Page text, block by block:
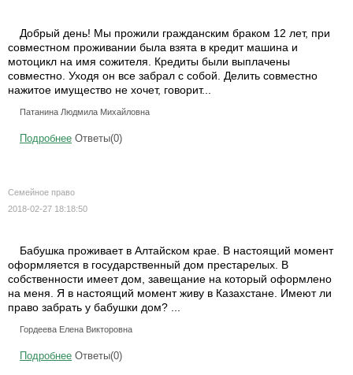
Добрый день! Мы прожили гражданским браком 12 лет, при
совместном проживании была взята в кредит машина и
мотоцикл на имя сожителя. Кредиты были выплачены
совместно. Уходя он все забрал с собой. Делить совместно
нажитое имущество не хочет, говорит...
Патанина Людмила Михайловна
Подробнее Ответы(0)
Семейное право
2018-02-27 18:18:50
Бабушка проживает в Алтайском крае. В настоящий момент
оформляется в государственный дом престарелых. В
собственности имеет дом, завещание на который оформлено
на меня. Я в настоящий момент живу в Казахстане. Имеют ли
право забрать у бабушки дом? ...
Гордеева Елена Викторовна
Подробнее Ответы(0)